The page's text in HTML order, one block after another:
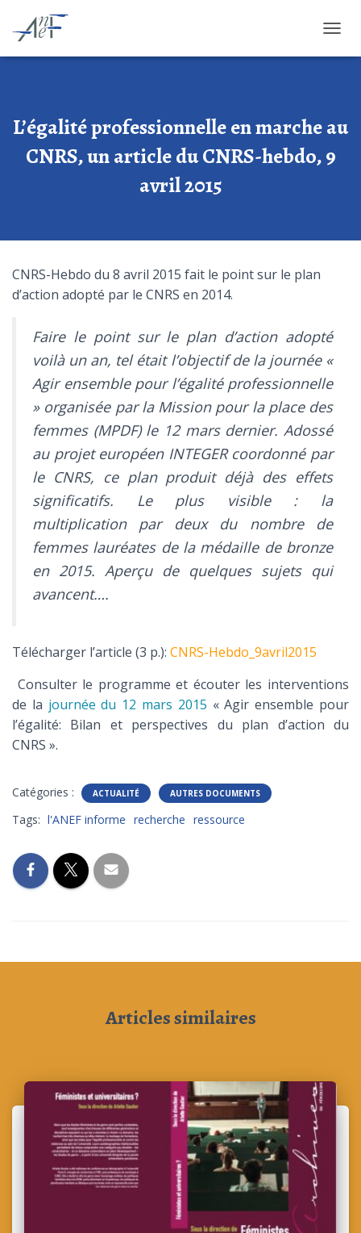
L’égalité professionnelle en marche au
CNRS, un article du CNRS-hebdo, 9
avril 2015
CNRS-Hebdo du 8 avril 2015 fait le point sur le plan
d’action adopté par le CNRS en 2014.
Faire le point sur le plan d’action adopté
voilà un an, tel était l’objectif de la journée «
Agir ensemble pour l’égalité professionnelle
» organisée par la Mission pour la place des
femmes (MPDF) le 12 mars dernier. Adossé
au projet européen INTEGER coordonné par
le CNRS, ce plan produit déjà des effets
significatifs. Le plus visible : la
multiplication par deux du nombre de
femmes lauréates de la médaille de bronze
en 2015. Aperçu de quelques sujets qui
avancent….
Télécharger l’article (3 p.): CNRS-Hebdo_9avril2015
Consulter le programme et écouter les interventions
de la journée du 12 mars 2015 « Agir ensemble pour
l’égalité: Bilan et perspectives du plan d’action du
CNRS ».
Catégories : ACTUALITÉ AUTRES DOCUMENTS
Tags: l'ANEF informe recherche ressource
Articles similaires